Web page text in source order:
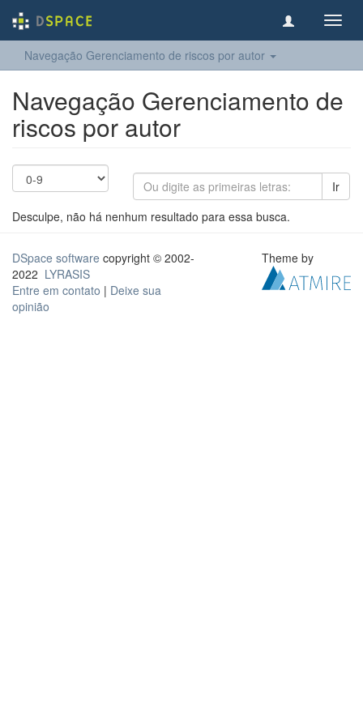
Navegação Gerenciamento de riscos por autor
Navegação Gerenciamento de
riscos por autor
Ir
Desculpe, não há nenhum resultado para essa busca.
DSpace software copyright © 2002-
2022 LYRASIS
Entre em contato | Deixe sua
opinião
Theme by